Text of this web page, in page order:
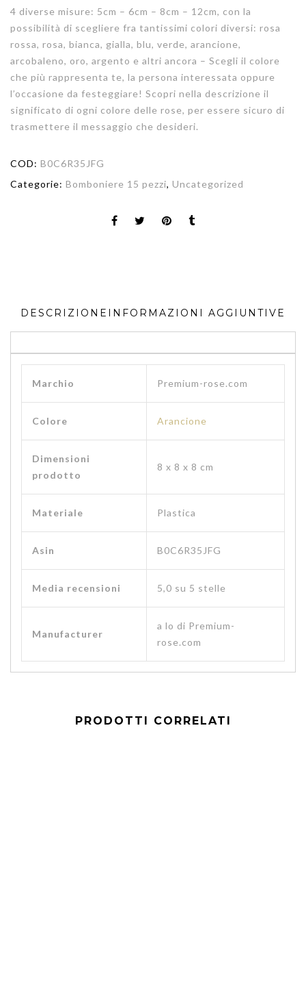
4 diverse misure: 5cm – 6cm – 8cm – 12cm, con la
possibilità di scegliere fra tantissimi colori diversi: rosa
rossa, rosa, bianca, gialla, blu, verde, arancione,
arcobaleno, oro, argento e altri ancora – Scegli il colore
che più rappresenta te, la persona interessata oppure
l’occasione da festeggiare! Scopri nella descrizione il
significato di ogni colore delle rose, per essere sicuro di
trasmettere il messaggio che desideri.
COD: B0C6R35JFG
Categorie: Bomboniere 15 pezzi, Uncategorized
DESCRIZIONE INFORMAZIONI AGGIUNTIVE
Marchio ‎Premium-rose.com
Colore ‎Arancione
Dimensioni
prodotto
‎8 x 8 x 8 cm
Materiale ‎Plastica
Asin B0C6R35JFG
Media recensioni 5,0 su 5 stelle
Manufacturer
a lo di Premium-
rose.com
PRODOTTI CORRELATI